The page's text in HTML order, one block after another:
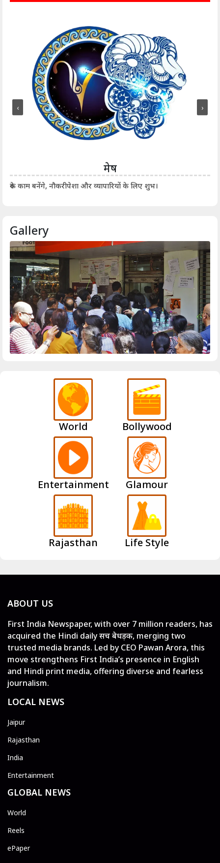
मेष
रुके काम बनेंगे, नौकरीपेशा और व्यापारियों के लिए शुभ।
‹ ›
Gallery
World Bollywood
Entertainment Glamour
Rajasthan Life Style
ABOUT US
First India Newspaper, with over 7 million readers, has
acquired the Hindi daily सच बेधड़क, merging two
trusted media brands. Led by CEO Pawan Arora, this
move strengthens First India’s presence in English
and Hindi print media, offering diverse and fearless
journalism.
LOCAL NEWS
Jaipur
Rajasthan
India
Entertainment
GLOBAL NEWS
World
Reels
ePaper